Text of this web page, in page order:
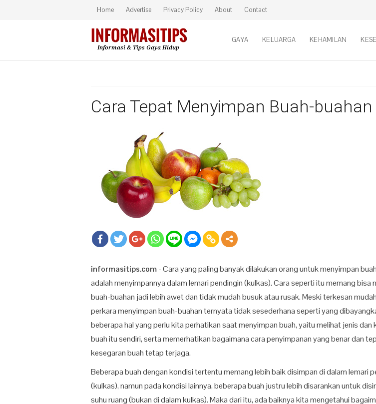
Home Advertise Privacy Policy About Contact
GAYA KELUARGA KEHAMILAN
Cara Tepat Menyimpan Buah-buahan
informasitips.com- Cara yang paling banyak dilakukan orang untuk menyimpan
adalah menyimpannya dalam lemari pendingin (kulkas). Cara seperti itu memang bisa
buah-buahan jadi lebih awet dan tidak mudah busuk atau rusak. Meski terkesan
perkara menyimpan buah-buahan ternyata tidak sesederhana seperti yang
beberapa hal yang perlu kita perhatikan saat menyimpan buah, yaitu melihat jenis dan
buah itu sendiri, serta memerhatikan bagaimana cara penyimpanan yang benar dan
kesegaran buah tetap terjaga.
Beberapa buah dengan kondisi tertentu memang lebih baik disimpan di dalam lemari
(kulkas), namun pada kondisi lainnya, beberapa buah justru lebih disarankan untuk
suhu ruang (bukan di dalam kulkas). Maka dari itu, ada baiknya kita mengetahui